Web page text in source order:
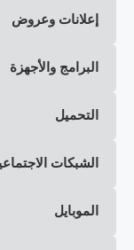
إعلانات وعروض
البرامج والأجهزة
التحميل
الشبكات
الموبايل